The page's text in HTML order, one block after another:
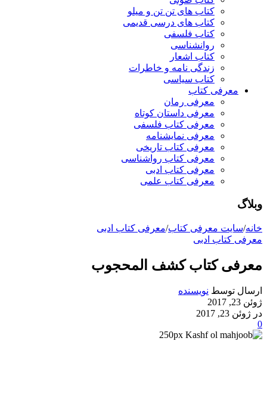
کتاب های تن تن و میلو
کتاب های درسی قدیمی
کتاب فلسفی
روانشناسی
کتاب اشعار
زندگی نامه و خاطرات
کتاب سیاسی
معرفی کتاب
معرفی رمان
معرفی داستان کوتاه
معرفی کتاب فلسفی
معرفی نمایشنامه
معرفی کتاب تاریخی
معرفی کتاب رواشناسی
معرفی کتاب ادبی
معرفی کتاب علمی
وبلاگ
خانه/سایت معرفی کتاب/معرفی کتاب ادبی
معرفی کتاب ادبی
معرفی کتاب کشف المحجوب
ارسال توسط نویسنده
ژوئن 23, 2017
در ژوئن 23, 2017
0